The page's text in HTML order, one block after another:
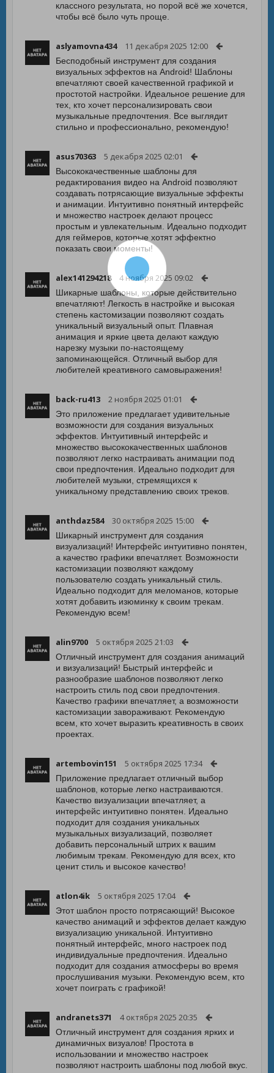
классного результата, но порой всё же хочется,
чтобы всё было чуть проще.
aslyamovna434 11 декабря 2025 12:00
Бесподобный инструмент для создания
визуальных эффектов на Android! Шаблоны
впечатляют своей качественной графикой и
простотой настройки. Идеальное решение для
тех, кто хочет персонализировать свои
музыкальные предпочтения. Все выглядит
стильно и профессионально, рекомендую!
asus70363 5 декабря 2025 02:01
Высококачественные шаблоны для
редактирования видео на Android позволяют
создавать потрясающие визуальные эффекты
и анимации. Интуитивно понятный интерфейс
и множество настроек делают процесс
простым и увлекательным. Идеально подходит
для геймеров, которые хотят эффектно
показать свои моменты!
alex141294218 4 ноября 2025 09:02
Шикарные шаблоны, которые действительно
впечатляют! Легкость в настройке и высокая
степень кастомизации позволяют создать
уникальный визуальный опыт. Плавная
анимация и яркие цвета делают каждую
нарезку музыки по-настоящему
запоминающейся. Отличный выбор для
любителей креативного самовыражения!
back-ru413 2 ноября 2025 01:01
Это приложение предлагает удивительные
возможности для создания визуальных
эффектов. Интуитивный интерфейс и
множество высококачественных шаблонов
позволяют легко настраивать анимации под
свои предпочтения. Идеально подходит для
любителей музыки, стремящихся к
уникальному представлению своих треков.
anthdaz584 30 октября 2025 15:00
Шикарный инструмент для создания
визуализаций! Интерфейс интуитивно понятен,
а качество графики впечатляет. Возможности
кастомизации позволяют каждому
пользователю создать уникальный стиль.
Идеально подходит для меломанов, которые
хотят добавить изюминку к своим трекам.
Рекомендую всем!
alin9700 5 октября 2025 21:03
Отличный инструмент для создания анимаций
и визуализаций! Быстрый интерфейс и
разнообразие шаблонов позволяют легко
настроить стиль под свои предпочтения.
Качество графики впечатляет, а возможности
кастомизации завораживают. Рекомендую
всем, кто хочет выразить креативность в своих
проектах.
artembovin151 5 октября 2025 17:34
Приложение предлагает отличный выбор
шаблонов, которые легко настраиваются.
Качество визуализации впечатляет, а
интерфейс интуитивно понятен. Идеально
подходит для создания уникальных
музыкальных визуализаций, позволяет
добавить персональный штрих к вашим
любимым трекам. Рекомендую для всех, кто
ценит стиль и высокое качество!
atlon4ik 5 октября 2025 17:04
Этот шаблон просто потрясающий! Высокое
качество анимаций и эффектов делает каждую
визуализацию уникальной. Интуитивно
понятный интерфейс, много настроек под
индивидуальные предпочтения. Идеально
подходит для создания атмосферы во время
прослушивания музыки. Рекомендую всем, кто
хочет поиграть с графикой!
andranets371 4 октября 2025 20:35
Отличный инструмент для создания ярких и
динамичных визуалов! Простота в
использовании и множество настроек
позволяют настроить шаблоны под любой вкус.